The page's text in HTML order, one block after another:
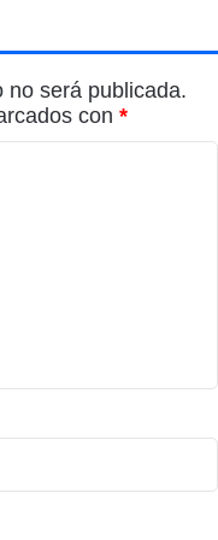
no será publicada.
con *